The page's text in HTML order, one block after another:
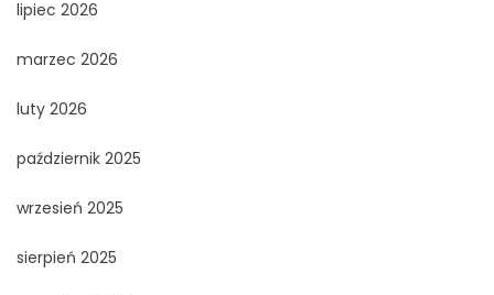
lipiec 2026
marzec 2026
luty 2026
październik 2025
wrzesień 2025
sierpień 2025